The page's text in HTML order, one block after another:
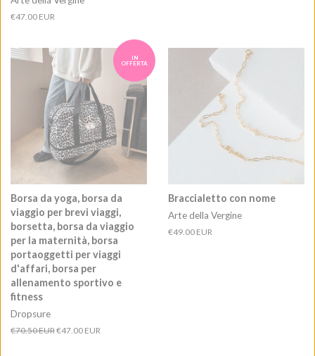
Prezzo
€47.00 EUR
IN
OFFERTA
Borsa da yoga, borsa da
viaggio per brevi viaggi,
borsetta, borsa da viaggio
per la maternità, borsa
portaoggetti per viaggi
d'affari, borsa per
allenamento sportivo e
fitness
Dropsure
Prezzo
€70.50 EURPrezzo
€47.00 EUR
Braccialetto con nome
Arte della Vergine
Prezzo
€49.00 EUR